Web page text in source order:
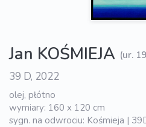
Jan KOŚMIEJA (ur.
39 D, 2022
olej, płótno
wymiary: 160 x 120 cm
sygn. na odwrociu: Kośmieja |